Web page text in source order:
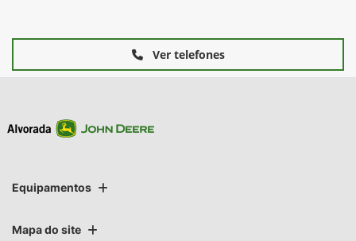
Ver telefones
Equipamentos
Mapa do site